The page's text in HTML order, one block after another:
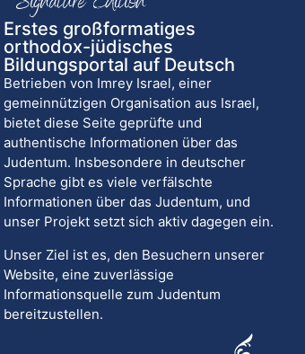
Erstes großformatiges
orthodox-jüdisches
Bildungsportal auf Deutsch
Betrieben von Imrey Israel, einer
gemeinnützigen Organisation aus Israel,
bietet diese Seite geprüfte und
authentische Informationen über das
Judentum. Insbesondere in deutscher
Sprache gibt es viele verfälschte
Informationen über das Judentum, und
unser Projekt setzt sich aktiv dagegen ein.
Unser Ziel ist es, den Besuchern unserer
Website, eine zuverlässige
Informationsquelle zum Judentum
bereitzustellen.